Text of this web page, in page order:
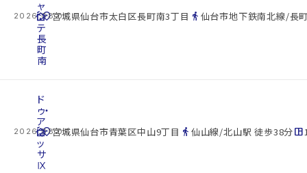
2026.08.07
cottage
ャ
ン
テ
長
町
南
location_on宮城県仙台市太白区長町南3丁目 directions_walk 仙台市地下鉄南北線/長
2026.08.07
cottage
ド
ゥ・
ア
ネ
ッ
サ
Ⅸ
location_on宮城県仙台市青葉区中山9丁目 directions_walk 仙山線/北山駅 徒歩38分space_dashboard